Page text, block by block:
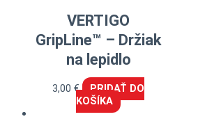
VERTIGO
GripLine™ – Držiak
na lepidlo
3,00€
PRIDAŤ DO
KOŠÍKA